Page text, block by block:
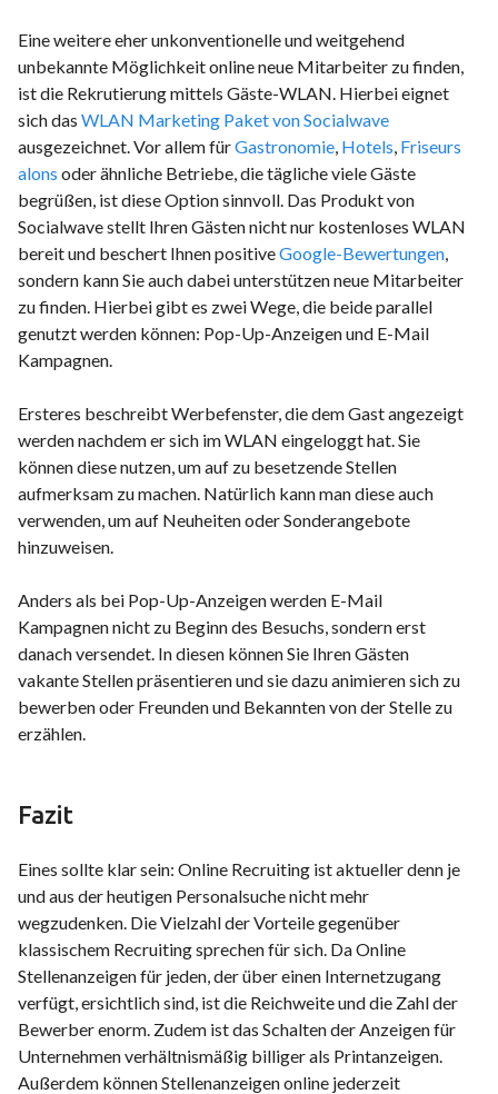
Eine weitere eher unkonventionelle und weitgehend
unbekannte Möglichkeit online neue Mitarbeiter zu finden,
ist die Rekrutierung mittels Gäste-WLAN. Hierbei eignet
sich das WLAN Marketing Paket von Socialwave
ausgezeichnet. Vor allem fürGastronomie, Hotels, Friseurs
alons oder ähnliche Betriebe, die tägliche viele Gäste
begrüßen, ist diese Option sinnvoll. Das Produkt von
Socialwave stellt Ihren Gästen nicht nur kostenloses WLAN
bereit und beschert Ihnen positiveGoogle-Bewertungen,
sondern kann Sie auch dabei unterstützen neue Mitarbeiter
zu finden. Hierbei gibt es zwei Wege, die beide parallel
genutzt werden können: Pop-Up-Anzeigen und E-Mail
Kampagnen.
Ersteres beschreibt Werbefenster, die dem Gast angezeigt
werden nachdem er sich im WLAN eingeloggt hat. Sie
können diese nutzen, um auf zu besetzende Stellen
aufmerksam zu machen. Natürlich kann man diese auch
verwenden, um auf Neuheiten oder Sonderangebote
hinzuweisen.
Anders als bei Pop-Up-Anzeigen werden E-Mail
Kampagnen nicht zu Beginn des Besuchs, sondern erst
danach versendet. In diesen können Sie Ihren Gästen
vakante Stellen präsentieren und sie dazu animieren sich zu
bewerben oder Freunden und Bekannten von der Stelle zu
erzählen.
Fazit
Eines sollte klar sein: Online Recruiting ist aktueller denn je
und aus der heutigen Personalsuche nicht mehr
wegzudenken. Die Vielzahl der Vorteile gegenüber
klassischem Recruiting sprechen für sich. Da Online
Stellenanzeigen für jeden, der über einen Internetzugang
verfügt, ersichtlich sind, ist die Reichweite und die Zahl der
Bewerber enorm. Zudem ist das Schalten der Anzeigen für
Unternehmen verhältnismäßig billiger als Printanzeigen.
Außerdem können Stellenanzeigen online jederzeit